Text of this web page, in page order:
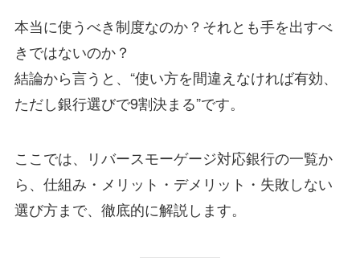
本当に使うべき制度なのか？それとも手を出すべ
きではないのか？
結論から言うと、“使い方を間違えなければ有効、
ただし銀行選びで9割決まる”です。
ここでは、リバースモーゲージ対応銀行の一覧か
ら、仕組み・メリット・デメリット・失敗しない
選び方まで、徹底的に解説します。